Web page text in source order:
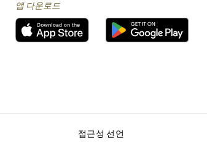
앱 다운로드
접근성 선언